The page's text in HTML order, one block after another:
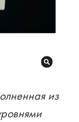
из